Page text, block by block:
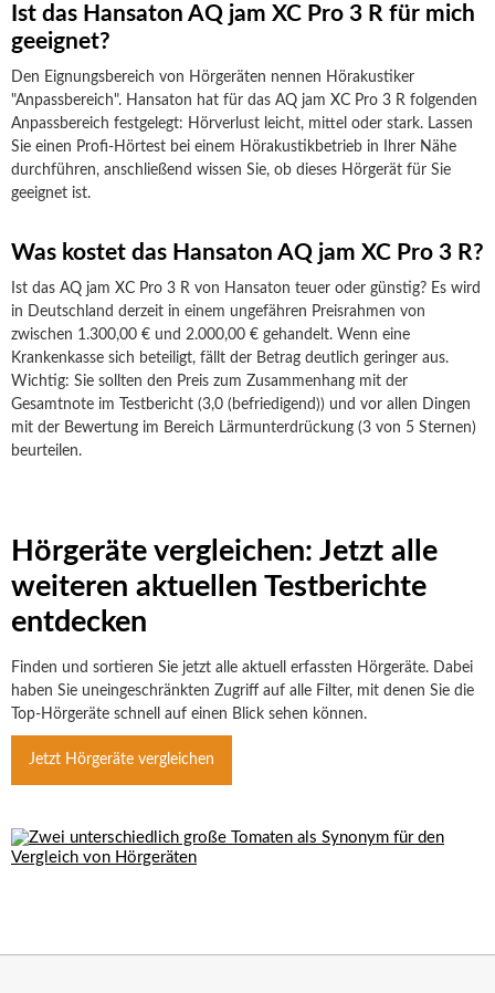
Ist das Hansaton AQ jam XC Pro 3 R für mich
geeignet?
Den Eignungsbereich von Hörgeräten nennen Hörakustiker
"Anpassbereich". Hansaton hat für das AQ jam XC Pro 3 R folgenden
Anpassbereich festgelegt: Hörverlust leicht, mittel oder stark. Lassen
Sie einen Profi-Hörtest bei einem Hörakustikbetrieb in Ihrer Nähe
durchführen, anschließend wissen Sie, ob dieses Hörgerät für Sie
geeignet ist.
Was kostet das Hansaton AQ jam XC Pro 3 R?
Ist das AQ jam XC Pro 3 R von Hansaton teuer oder günstig? Es wird
in Deutschland derzeit in einem ungefähren Preisrahmen von
zwischen 1.300,00 € und 2.000,00 € gehandelt. Wenn eine
Krankenkasse sich beteiligt, fällt der Betrag deutlich geringer aus.
Wichtig: Sie sollten den Preis zum Zusammenhang mit der
Gesamtnote im Testbericht (3,0 (befriedigend)) und vor allen Dingen
mit der Bewertung im Bereich Lärmunterdrückung (3 von 5 Sternen)
beurteilen.
Hörgeräte vergleichen: Jetzt alle
weiteren aktuellen Testberichte
entdecken
Finden und sortieren Sie jetzt alle aktuell erfassten Hörgeräte. Dabei
haben Sie uneingeschränkten Zugriff auf alle Filter, mit denen Sie die
Top-Hörgeräte schnell auf einen Blick sehen können.
Jetzt Hörgeräte vergleichen